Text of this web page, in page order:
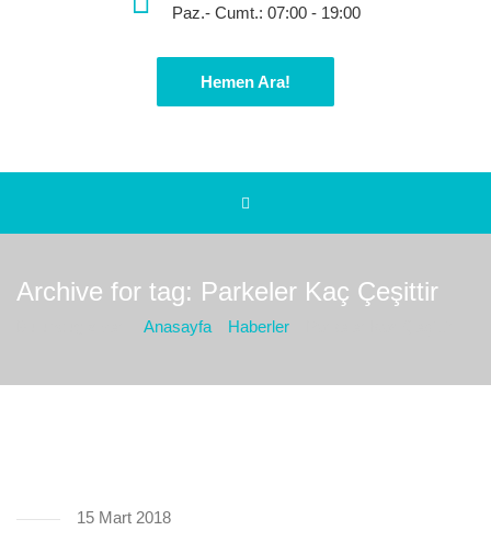
Paz.- Cumt.: 07:00 - 19:00
Hemen Ara!
Archive for tag: Parkeler Kaç Çeşittir
Anasayfa Haberler
15 Mart 2018